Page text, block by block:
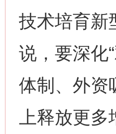
技术培育新
说，要深化
体制、外资
上释放更多
网上购药对药下症？